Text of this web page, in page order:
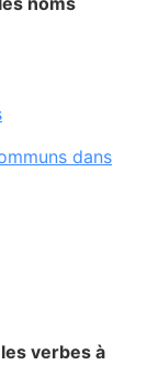
dans
verbes à